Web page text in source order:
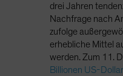
drei Jahren
Nachfrage nach
zufolge
erhebliche Mittel
werden. Zum 11.
Billionen US-